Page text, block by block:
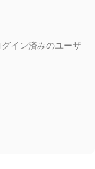
イン済みのユーザ